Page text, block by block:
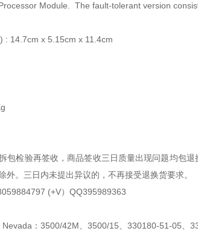
Module. The fault-tolerant version
: 14.7cm x 5.15cm x 11.4cm
包检验再签收，商品签收三日质量出现问题均包
外。三日内未提出异议的，不再接受退换货要求。
(+V）QQ395989363
Nevada：3500/42M、3500/15、330180-51-05、